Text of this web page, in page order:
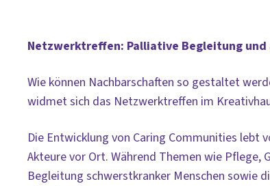
Netzwerktreffen: Palliative Begleitung
Wie können Nachbarschaften so gestaltet
widmet sich das Netzwerktreffen im
Die Entwicklung von Caring Communities
Akteure vor Ort. Während Themen wie
Begleitung schwerstkranker Menschen sowie